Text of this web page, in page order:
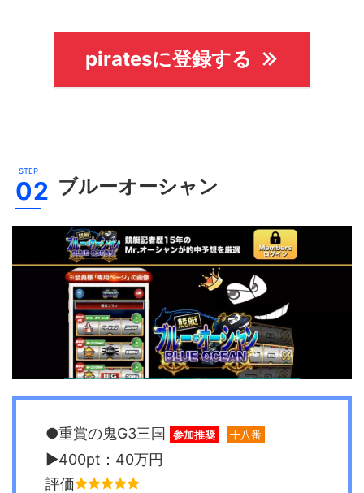
piratesに登録する
ブルーオーシャン
●重賞の鬼G3三国 参加推奨 十八番
▶︎400pt：40万円
評価